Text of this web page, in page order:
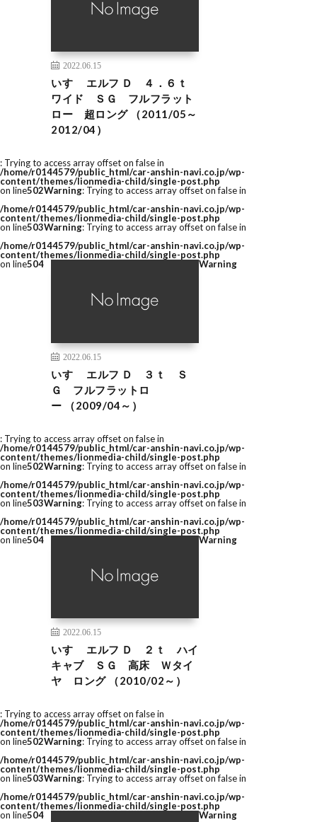
2022.06.15
いすゞ エルフ Ｄ ４．６ｔ
ワイド ＳＧ フルフラット
ロー 超ロング （2011/05～
2012/04）
: Trying to access array offset on false in
/home/r0144579/public_html/car-anshin-navi.co.jp/wp-
content/themes/lionmedia-child/single-post.php
on line502Warning: Trying to access array offset on false in
/home/r0144579/public_html/car-anshin-navi.co.jp/wp-
content/themes/lionmedia-child/single-post.php
on line503Warning: Trying to access array offset on false in
/home/r0144579/public_html/car-anshin-navi.co.jp/wp-
content/themes/lionmedia-child/single-post.php
on line504
2022.06.15
いすゞ エルフ Ｄ ３ｔ Ｓ
Ｇ フルフラットロ
ー （2009/04～）
Warning
: Trying to access array offset on false in
/home/r0144579/public_html/car-anshin-navi.co.jp/wp-
content/themes/lionmedia-child/single-post.php
on line502Warning: Trying to access array offset on false in
/home/r0144579/public_html/car-anshin-navi.co.jp/wp-
content/themes/lionmedia-child/single-post.php
on line503Warning: Trying to access array offset on false in
/home/r0144579/public_html/car-anshin-navi.co.jp/wp-
content/themes/lionmedia-child/single-post.php
on line504
2022.06.15
いすゞ エルフ Ｄ ２ｔ ハイ
キャブ ＳＧ 高床 Ｗタイ
ヤ ロング （2010/02～）
Warning
: Trying to access array offset on false in
/home/r0144579/public_html/car-anshin-navi.co.jp/wp-
content/themes/lionmedia-child/single-post.php
on line502Warning: Trying to access array offset on false in
/home/r0144579/public_html/car-anshin-navi.co.jp/wp-
content/themes/lionmedia-child/single-post.php
on line503Warning: Trying to access array offset on false in
/home/r0144579/public_html/car-anshin-navi.co.jp/wp-
content/themes/lionmedia-child/single-post.php
on line504 Warning